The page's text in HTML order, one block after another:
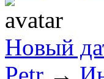
Новый